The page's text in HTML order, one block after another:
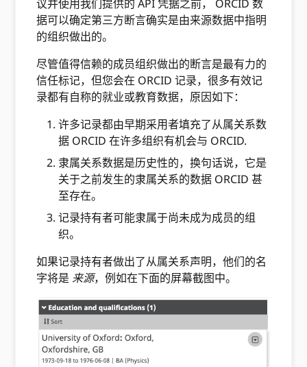
议并使用我们提供的 API 凭据之前， ORCID 数
据可以确定第三方断言确实是由来源数据中指明
的组织做出的。
尽管值得信赖的成员组织做出的断言是最有力的
信任标记，但您会在 ORCID 记录，很多有效记
录都有自称的就业或教育数据，原因如下：
许多记录都由早期采用者填充了从属关系数
据 ORCID 在许多组织有机会与 ORCID.
隶属关系数据是历史性的，换句话说，它是
关于之前发生的隶属关系的数据 ORCID 甚
至存在。
记录持有者可能隶属于尚未成为成员的组
织。
如果记录持有者做出了从属关系声明，他们的名
字将是来源，例如在下面的屏幕截图中。